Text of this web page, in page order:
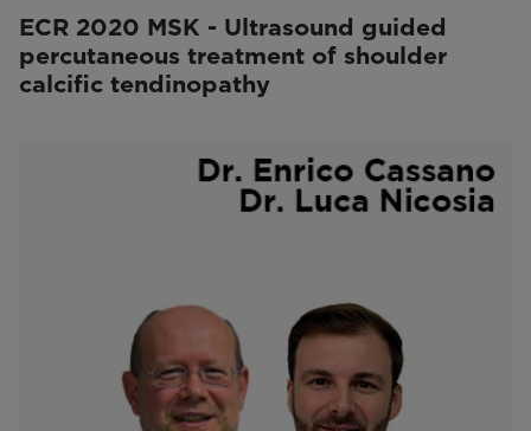
ECR 2020 MSK - Ultrasound guided
percutaneous treatment of shoulder
calcific tendinopathy